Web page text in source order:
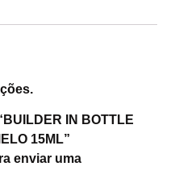
IN BOTTLE
15ML”
enviar uma